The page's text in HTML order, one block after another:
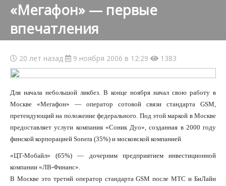
«Мегафон» — первые
впечатления
20 лет назад 9 ноября 2006 в 12:29 1383
Для начала небольшой ликбез. В конце ноября начал свою работу в
Москве «Мегафон» — оператор сотовой связи стандарта GSM,
претендующий на положение федерального. Под этой маркой в Москве
предоставляет услуги компания «Соник Дуо», созданная в 2000 году
финской корпорацией Sonera (35%) и московской компанией
«ЦТ-Мобайл» (65%) — дочерним предприятием инвестиционной
компании «ЛВ-Финанс».
В Москве это третий оператор стандарта GSM после МТС и БиЛайн